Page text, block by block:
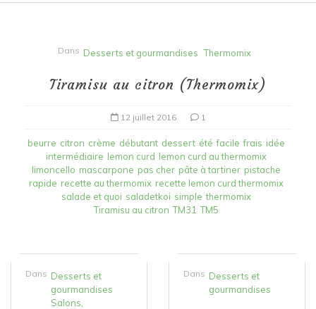
Dans Desserts et gourmandises Thermomix
Tiramisu au citron (Thermomix)
12 juillet 2016 1
beurre citron crème débutant dessert été facile frais idée
intermédiaire lemon curd lemon curd au thermomix
limoncello mascarpone pas cher pâte à tartiner pistache
rapide recette au thermomix recette lemon curd thermomix
salade et quoi saladetkoi simple thermomix
Tiramisu au citron TM31 TM5
Dans Desserts et
gourmandises
Salons,
Dans Desserts et
gourmandises